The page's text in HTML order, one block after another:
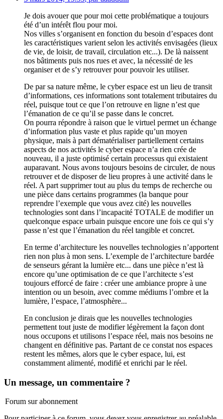
Je dois avouer que pour moi cette problématique a toujours
été d’un intérêt flou pour moi.
Nos villes s’organisent en fonction du besoin d’espaces dont
les caractéristiques varient selon les activités envisagées (lieux
de vie, de loisir, de travail, circulation etc...). De là naissent
nos bâtiments puis nos rues et avec, la nécessité de les
organiser et de s’y retrouver pour pouvoir les utiliser.
De par sa nature même, le cyber espace est un lieu de transit
d’informations, ces informations sont totalement tributaires du
réel, puisque tout ce que l’on retrouve en ligne n’est que
l’émanation de ce qu’il se passe dans le concret.
On pourra répondre à raison que le virtuel permet un échange
d’information plus vaste et plus rapide qu’un moyen
physique, mais à part dématérialiser partiellement certains
aspects de nos activités le cyber espace n’a rien crée de
nouveau, il a juste optimisé certain processus qui existaient
auparavant. Nous avons toujours besoins de circuler, de nous
retrouver et de disposer de lieu propres à une activité dans le
réel. A part supprimer tout au plus du temps de recherche ou
une pièce dans certains programmes (la banque pour
reprendre l’exemple que vous avez cité) les nouvelles
technologies sont dans l’incapacité TOTALE de modifier un
quelconque espace urbain puisque encore une fois ce qui s’y
passe n’est que l’émanation du réel tangible et concret.
En terme d’architecture les nouvelles technologies n’apportent
rien non plus à mon sens. L’exemple de l’architecture bardée
de senseurs gérant la lumière etc... dans une pièce n’est là
encore qu’une optimisation de ce que l’architecte s’est
toujours efforcé de faire : créer une ambiance propre à une
intention ou un besoin, avec comme médiums l’ombre et la
lumière, l’espace, l’atmosphère...
En conclusion je dirais que les nouvelles technologies
permettent tout juste de modifier légèrement la façon dont
nous occupons et utilisons l’espace réel, mais nos besoins ne
changent en définitive pas. Partant de ce constat nos espaces
restent les mêmes, alors que le cyber espace, lui, est
constamment alimenté, modifié et enrichi par le réel.
Un message, un commentaire ?
Forum sur abonnement